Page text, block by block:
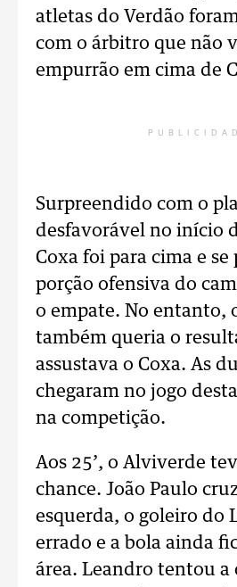
atletas do Verdão
com o árbitro que não
empurrão em cima de
Surpreendido com o
desfavorável no início
Coxa foi para cima e
porção ofensiva do
o empate. No entanto,
também queria o
assustava o Coxa. As
chegaram no jogo
na competição.
Aos 25’, o Alviverde
chance. João Paulo
esquerda, o goleiro do
errado e a bola ainda
área. Leandro tentou a